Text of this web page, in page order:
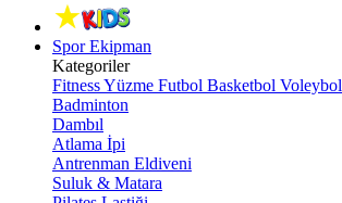
Spor Ekipman
Kategoriler
FitnessYüzme Futbol Basketbol Voleybol
Badminton
Dambıl
Atlama İpi
Antrenman Eldiveni
Suluk & Matara